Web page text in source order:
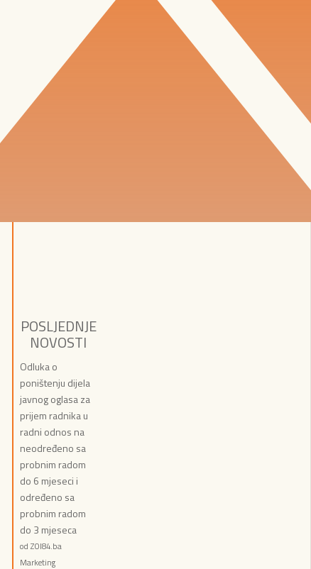
POSLJEDNJE
NOVOSTI
Odluka o
poništenju dijela
javnog oglasa za
prijem radnika u
radni odnos na
neodređeno sa
probnim radom
do 6 mjeseci i
određeno sa
probnim radom
do 3 mjeseca
od ZOI84.ba
Marketing